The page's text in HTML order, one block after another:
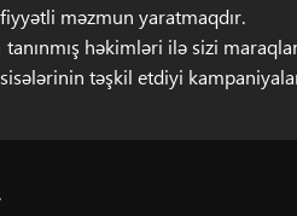
məzmun yaratmaqdır.
həkimləri ilə sizi
təşkil etdiyi